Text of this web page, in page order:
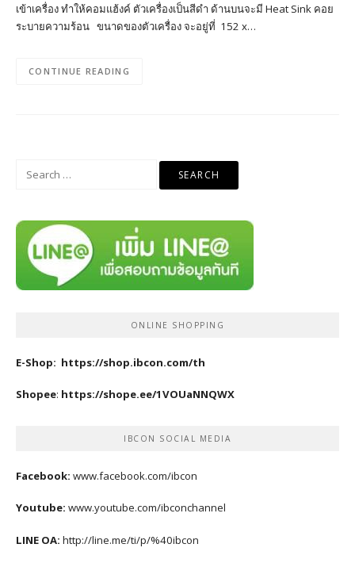
เข้าเครื่อง ทำให้คอมแฮ้งค์ ตัวเครื่องเป็นสีดำ ด้านบนจะมี Heat Sink คอย
ระบายความร้อน ขนาดของตัวเครื่อง จะอยู่ที่ 152 x…
CONTINUE READING
Search
ONLINE SHOPPING
E-Shop: https://shop.ibcon.com/th
Shopee: https://shope.ee/1VOUaNNQWX
IBCON SOCIAL MEDIA
Facebook: www.facebook.com/ibcon
Youtube: www.youtube.com/ibconchannel
LINE OA: http://line.me/ti/p/%40ibcon